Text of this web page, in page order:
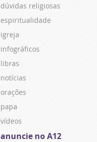
dúvidas religiosas
espiritualidade
igreja
infográficos
libras
notícias
orações
papa
vídeos
anuncie no A12